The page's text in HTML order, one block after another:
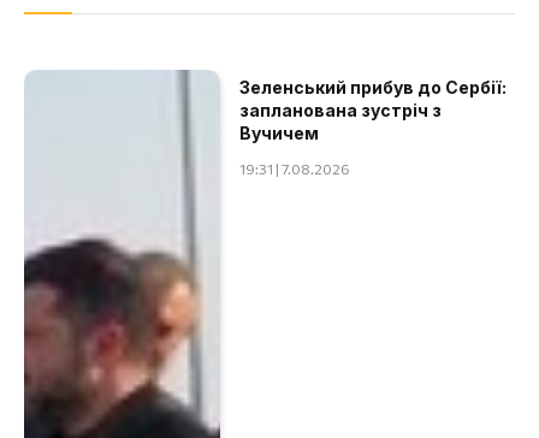
Зеленський прибув до Сербії:
запланована зустріч з
Вучичем
19:31 | 7.08.2026